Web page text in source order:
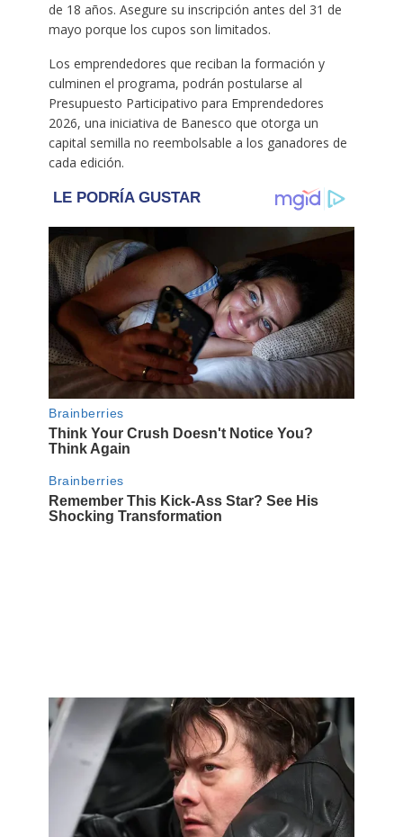
de 18 años. Asegure su inscripción antes del 31 de
mayo porque los cupos son limitados.
Los emprendedores que reciban la formación y
culminen el programa, podrán postularse al
Presupuesto Participativo para Emprendedores
2026, una iniciativa de Banesco que otorga un
capital semilla no reembolsable a los ganadores de
cada edición.